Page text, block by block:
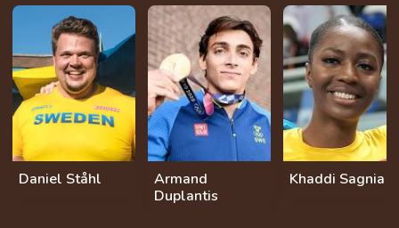
Daniel Ståhl
Armand
Duplantis
Khaddi Sagnia